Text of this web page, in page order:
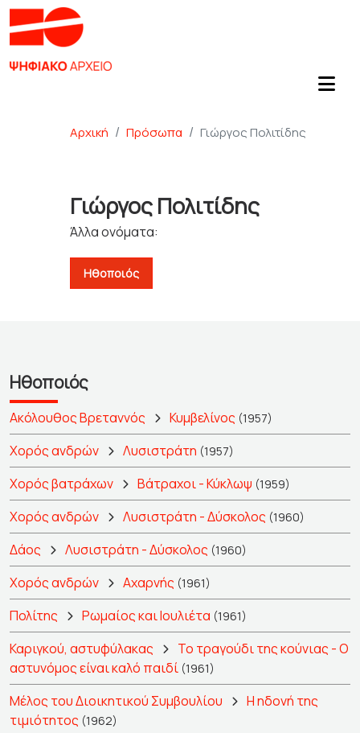
Αρχική Πρόσωπα Γιώργος Πολιτίδης
Γιώργος Πολιτίδης
Άλλα ονόματα:
Ηθοποιός
Ηθοποιός
Ακόλουθος Βρεταννός Κυμβελίνος (1957)
Χορός ανδρών Λυσιστράτη (1957)
Χορός βατράχων Βάτραχοι - Κύκλωψ (1959)
Χορός ανδρών Λυσιστράτη - Δύσκολος (1960)
Δάος Λυσιστράτη - Δύσκολος (1960)
Χορός ανδρών Αχαρνής (1961)
Πολίτης Ρωμαίος και Ιουλιέτα (1961)
Καριγκού, αστυφύλακας
Το τραγούδι της κούνιας - Ο
αστυνόμος είναι καλό παιδί (1961)
Μέλος του Διοικητικού Συμβουλίου
Η ηδονή της
τιμιότητος (1962)